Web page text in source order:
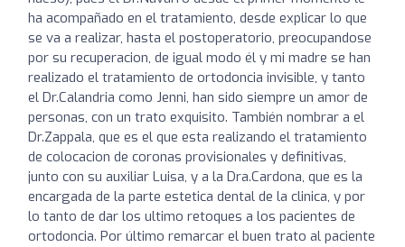
ha acompañado en el tratamiento, desde explicar lo que
se va a realizar, hasta el postoperatorio, preocupandose
por su recuperacion, de igual modo él y mi madre se han
realizado el tratamiento de ortodoncia invisible, y tanto
el Dr.Calandria como Jenni, han sido siempre un amor de
personas, con un trato exquisito. También nombrar a el
Dr.Zappala, que es el que esta realizando el tratamiento
de colocacion de coronas provisionales y definitivas,
junto con su auxiliar Luisa, y a la Dra.Cardona, que es la
encargada de la parte estetica dental de la clinica, y por
lo tanto de dar los ultimo retoques a los pacientes de
ortodoncia. Por último remarcar el buen trato al paciente